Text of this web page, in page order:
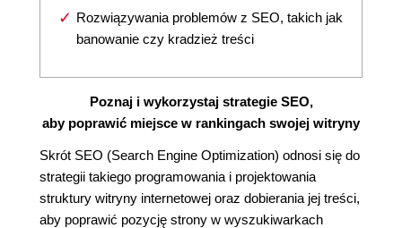
Rozwiązywania problemów z SEO, takich jak
banowanie czy kradzież treści
Poznaj i wykorzystaj strategie SEO,
aby poprawić miejsce w rankingach swojej witryny
Skrót SEO (Search Engine Optimization) odnosi się do
strategii takiego programowania i projektowania
struktury witryny internetowej oraz dobierania jej treści,
aby poprawić pozycję strony w wyszukiwarkach